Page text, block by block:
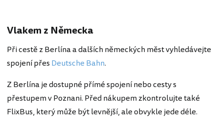
Vlakem z Německa
Při cestě z Berlína a dalších německých měst vyhledávejte
spojení přes Deutsche Bahn.
Z Berlína je dostupné přímé spojení nebo cesty s
přestupem v Poznani. Před nákupem zkontrolujte také
FlixBus, který může být levnější, ale obvykle jede déle.